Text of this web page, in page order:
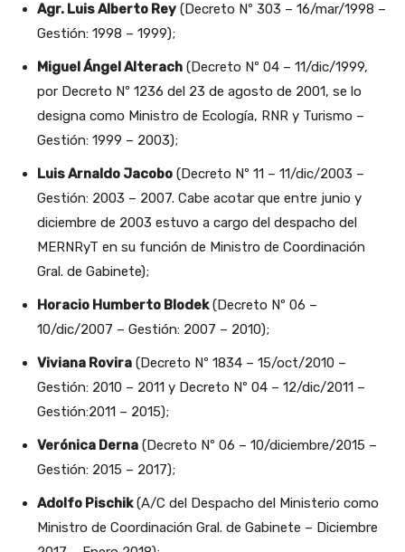
Agr. Luis Alberto Rey (Decreto Nº 303 – 16/mar/1998 –
Gestión: 1998 – 1999);
Miguel Ángel Alterach (Decreto Nº 04 – 11/dic/1999,
por Decreto Nº 1236 del 23 de agosto de 2001, se lo
designa como Ministro de Ecología, RNR y Turismo –
Gestión: 1999 – 2003);
Luis Arnaldo Jacobo (Decreto Nº 11 – 11/dic/2003 –
Gestión: 2003 – 2007. Cabe acotar que entre junio y
diciembre de 2003 estuvo a cargo del despacho del
MERNRyT en su función de Ministro de Coordinación
Gral. de Gabinete);
Horacio Humberto Blodek(Decreto Nº 06 –
10/dic/2007 – Gestión: 2007 – 2010);
Viviana Rovira (Decreto Nº 1834 – 15/oct/2010 –
Gestión: 2010 – 2011 y Decreto Nº 04 – 12/dic/2011 –
Gestión:2011 – 2015);
Verónica Derna (Decreto Nº 06 – 10/diciembre/2015 –
Gestión: 2015 – 2017);
Adolfo Pischik(A/C del Despacho del Ministerio como
Ministro de Coordinación Gral. de Gabinete – Diciembre